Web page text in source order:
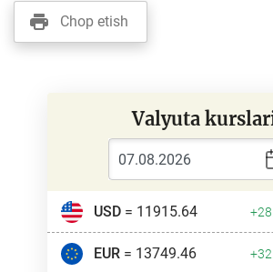
Chop etish
Valyuta
USD= 11915.64
EUR= 13749.46